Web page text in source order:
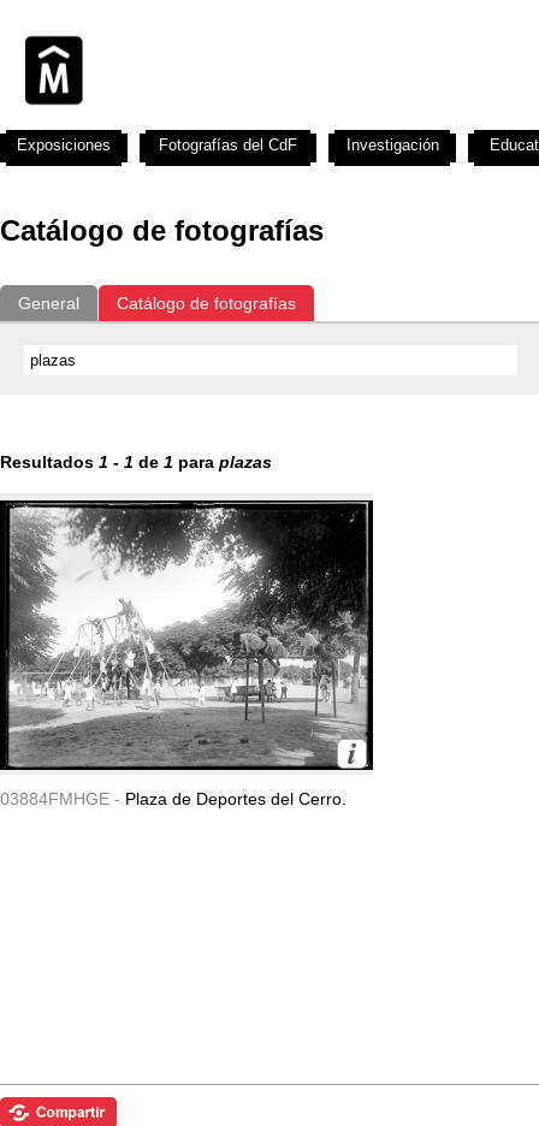
Catálogo de fotografías
General Catálogo de fotografías
Resultados 1 - 1 de 1 para plazas
03884FMHGE - Plaza de Deportes del Cerro.
Exposiciones Fotografías del CdF Investigación